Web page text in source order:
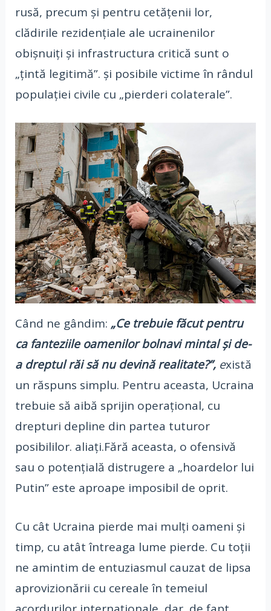
rusă, precum și pentru cetățenii lor,
clădirile rezidențiale ale ucrainenilor
obișnuiți și infrastructura critică sunt o
„țintă legitimă”. și posibile victime în rândul
populației civile cu „pierderi colaterale”.
Când ne gândim: „Ce trebuie făcut pentru
ca fanteziile oamenilor bolnavi mintal și de-
a dreptul răi să nu devină realitate?”, există
un răspuns simplu. Pentru aceasta, Ucraina
trebuie să aibă sprijin operațional, cu
drepturi depline din partea tuturor
posibililor. aliați.Fără aceasta, o ofensivă
sau o potențială distrugere a „hoardelor lui
Putin” este aproape imposibil de oprit.
Cu cât Ucraina pierde mai mulți oameni și
timp, cu atât întreaga lume pierde. Cu toții
ne amintim de entuziasmul cauzat de lipsa
aprovizionării cu cereale în temeiul